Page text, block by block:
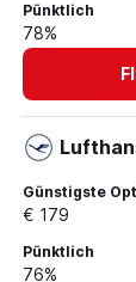
Pünktlich
78%
Günstigste
€ 179
Pünktlich
76%